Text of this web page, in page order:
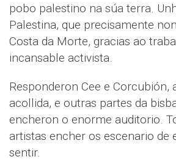
pobo palestino na súa terra.
Palestina, que precisamente
Costa da Morte, gracias ao
incansable activista.
Responderon Cee e Corcubión,
acollida, e outras partes da
encheron o enorme auditorio.
artistas encher os escenario de
sentir.